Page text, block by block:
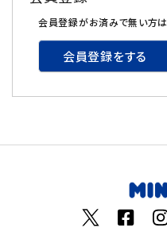
ギフト
会員登録がお済みで無い方は
会員登録をする